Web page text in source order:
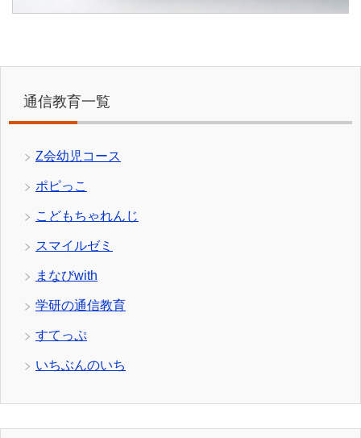
通信教育一覧
Z会幼児コース
ポピっこ
こどもちゃれんじ
スマイルゼミ
まなびwith
学研の通信教育
すてっぷ
いちぶんのいち